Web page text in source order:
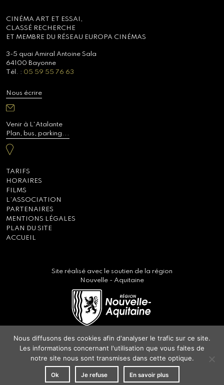
CINÉMA ART ET ESSAI,
CLASSÉ RECHERCHE
ET MEMBRE DU RÉSEAU EUROPA CINÉMAS
3-5 quai Amiral Antoine Sala
64100 Bayonne
Tél. : 05 59 55 76 63
Nous écrire
Venir à L'Atalante
Plan, bus, parking...
TARIFS
HORAIRES
FILMS
L’ASSOCIATION
PARTENAIRES
MENTIONS LÉGALES
PLAN DU SITE
ACCUEIL
Site réalisé avec le soutien de la région
Nouvelle - Aquitaine
Nous diffusons des cookies afin d'analyser le trafic sur ce site.
Les informations concernant l'utilisation que vous faites de
notre site nous sont transmises dans cette optique.
Ok Je refuse En savoir plus